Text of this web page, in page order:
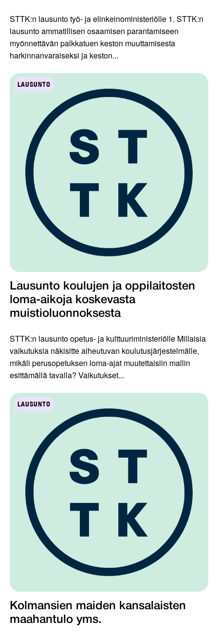
STTK:n lausunto työ- ja elinkeinoministeriölle 1. STTK:n
lausunto ammatillisen osaamisen parantamiseen
myönnettävän palkkatuen keston muuttamisesta
harkinnanvaraiseksi ja keston...
LAUSUNTO
Lausunto koulujen ja oppilaitosten
loma-aikoja koskevasta
muistioluonnoksesta
STTK:n lausunto opetus- ja kulttuuriministeriölle Millaisia
vaikutuksia näkisitte aiheutuvan koulutusjärjestelmälle,
mikäli perusopetuksen loma-ajat muutettaisiin mallin
esittämällä tavalla? Vaikutukset...
LAUSUNTO
Kolmansien maiden kansalaisten
maahantulo yms.